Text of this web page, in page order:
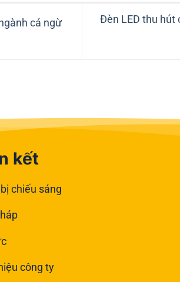
cá ngừ
Đèn LED thu hút
kết
chiếu sáng
công ty